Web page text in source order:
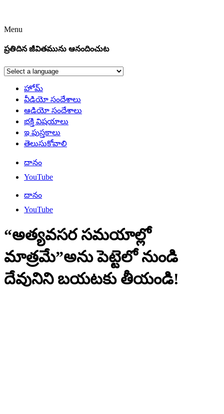
Menu
ప్రతిదిన జీవితమును ఆనందించుట
హోమ్
వీడియో సందేశాలు
ఆడియో సందేశాలు
భక్తి విషయాలు
ఇ పుస్తకాలు
తెలుసుకోవాలి
దానం
YouTube
దానం
YouTube
“అత్యవసర సమయాల్లో
మాత్రమే”అను పెట్టెలో నుండి
దేవునిని బయటకు తీయండి!